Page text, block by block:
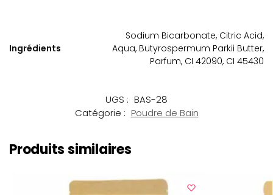
Ingrédients
Sodium Bicarbonate, Citric Acid,
Aqua, Butyrospermum Parkii Butter,
Parfum, CI 42090, CI 45430
UGS : BAS-28
Catégorie : Poudre de Bain
Produits similaires